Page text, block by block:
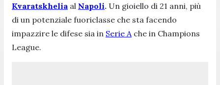
Kvaratskhelia al Napoli. Un gioiello di 21 anni, più
di un potenziale fuoriclasse che sta facendo
impazzire le difese sia in Serie A che in Champions
League.